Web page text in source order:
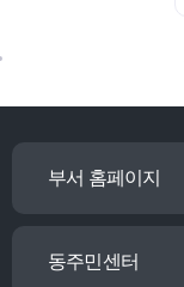
부서 홈페이지
동주민센터